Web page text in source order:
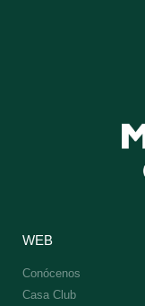
WEB
Conócenos
Casa Club